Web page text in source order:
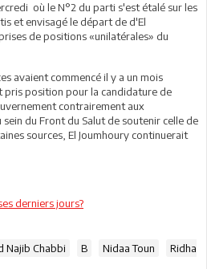
où le N°2 du parti s'est étalé sur les
et envisagé le départ de d'El
de positions «unilatérales» du
avaient commencé il y a un mois
pris position pour la candidature de
contrairement aux
du Front du Salut de soutenir celle de
sources, El Joumhoury continuerait
derniers jours?
Najib Chabbi B Nidaa Toun
Ridha